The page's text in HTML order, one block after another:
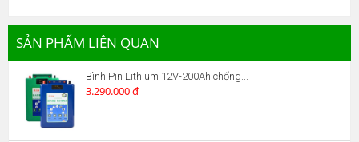
SẢN PHẨM LIÊN QUAN
Bình Pin Lithium 12V-200Ah chống...
3.290.000 đ